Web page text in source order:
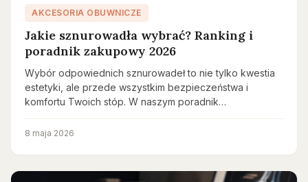
AKCESORIA OBUWNICZE
Jakie sznurowadła wybrać? Ranking i
poradnik zakupowy 2026
Wybór odpowiednich sznurowadeł to nie tylko kwestia
estetyki, ale przede wszystkim bezpieczeństwa i
komfortu Twoich stóp. W naszym poradnik…
8 maja 2026